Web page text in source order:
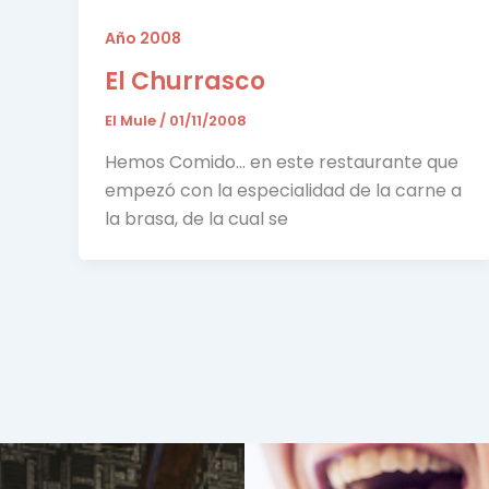
Año 2008
El Churrasco
El Mule/ 01/11/2008
Hemos Comido… en este restaurante que
empezó con la especialidad de la carne a
la brasa, de la cual se